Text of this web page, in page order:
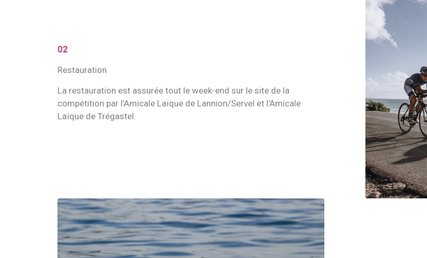
02
Restauration
La restauration est assurée tout le week-end sur le site de la
compétition par l’Amicale Laïque de Lannion/Servel et l’Amicale
Laïque de Trégastel.